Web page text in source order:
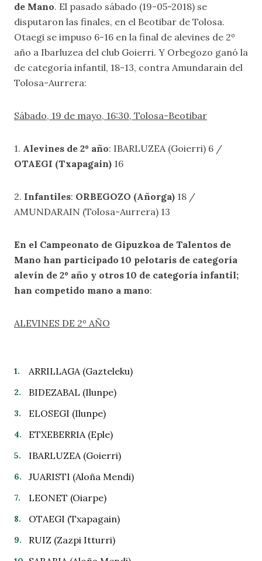
de Mano. El pasado sábado (19-05-2018) se
disputaron las finales, en el Beotibar de Tolosa.
Otaegi se impuso 6-16 en la final de alevines de 2º
año a Ibarluzea del club Goierri. Y Orbegozo ganó la
de categoría infantil, 18-13, contra Amundarain del
Tolosa-Aurrera:
Sábado, 19 de mayo, 16:30, Tolosa-Beotibar
1. Alevines de 2º año: IBARLUZEA (Goierri) 6 /
OTAEGI (Txapagain) 16
2. Infantiles: ORBEGOZO (Añorga) 18 /
AMUNDARAIN (Tolosa-Aurrera) 13
En el Campeonato de Gipuzkoa de Talentos de
Mano han participado 10 pelotaris de categoría
alevín de 2º año y otros 10 de categoría infantil;
han competido mano a mano:
ALEVINES DE 2º AÑO
ARRILLAGA (Gazteleku)
BIDEZABAL (Ilunpe)
ELOSEGI (Ilunpe)
ETXEBERRIA (Eple)
IBARLUZEA (Goierri)
JUARISTI (Aloña Mendi)
LEONET (Oiarpe)
OTAEGI (Txapagain)
RUIZ (Zazpi Itturri)